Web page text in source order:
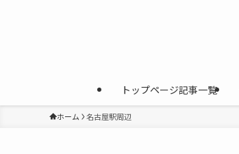
トップページ記事一覧
ホーム 名古屋駅周辺